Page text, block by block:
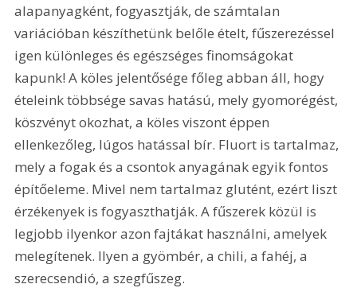
alapanyagként, fogyasztják, de számtalan
variációban készíthetünk belőle ételt, fűszerezéssel
igen különleges és egészséges finomságokat
kapunk! A köles jelentősége főleg abban áll, hogy
ételeink többsége savas hatású, mely gyomorégést,
köszvényt okozhat, a köles viszont éppen
ellenkezőleg, lúgos hatással bír. Fluort is tartalmaz,
mely a fogak és a csontok anyagának egyik fontos
építőeleme. Mivel nem tartalmaz glutént, ezért liszt
érzékenyek is fogyaszthatják. A fűszerek közül is
legjobb ilyenkor azon fajtákat használni, amelyek
melegítenek. Ilyen a gyömbér, a chili, a fahéj, a
szerecsendió, a szegfűszeg.